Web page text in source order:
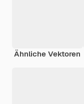
Ähnliche Vektoren